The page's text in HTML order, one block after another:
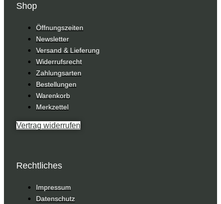
Shop
Öffnungszeiten
Newsletter
Versand & Lieferung
Widerrufsrecht
Zahlungsarten
Bestellungen
Warenkorb
Merkzettel
Vertrag widerrufen
Rechtliches
Impressum
Datenschutz